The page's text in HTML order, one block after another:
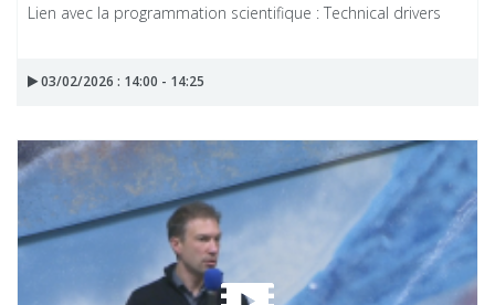
Lien avec la programmation scientifique : Technical drivers
03/02/2026 : 14:00 - 14:25